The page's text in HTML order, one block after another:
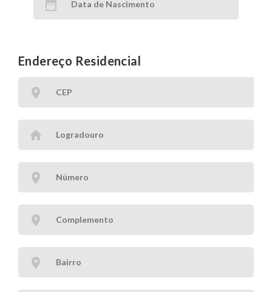
Endereço Residencial